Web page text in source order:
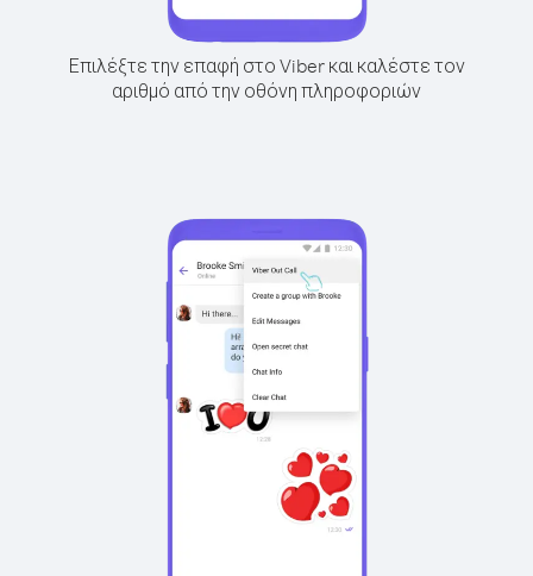
Επιλέξτε την επαφή στο Viber και καλέστε τον
αριθμό από την οθόνη πληροφοριών